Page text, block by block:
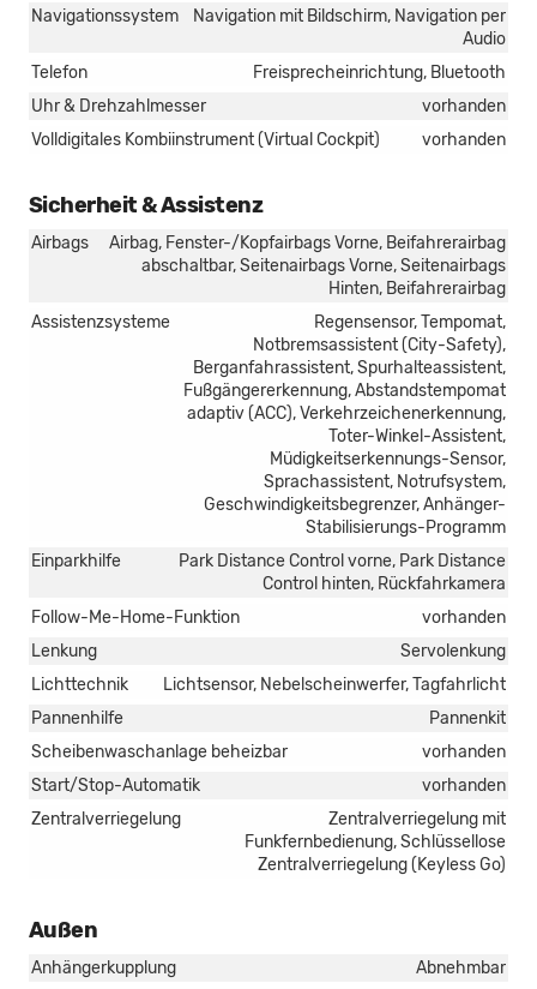
Navigationssystem
Navigation mit Bildschirm, Navigation per
Audio
Telefon
Freisprecheinrichtung, Bluetooth
Uhr & Drehzahlmesser
vorhanden
Volldigitales Kombiinstrument (Virtual Cockpit)
vorhanden
Sicherheit & Assistenz
Airbags
Airbag, Fenster-/Kopfairbags Vorne, Beifahrerairbag
abschaltbar, Seitenairbags Vorne, Seitenairbags
Hinten, Beifahrerairbag
Assistenzsysteme
Regensensor, Tempomat,
Notbremsassistent (City-Safety),
Berganfahrassistent, Spurhalteassistent,
Fußgängererkennung, Abstandstempomat
adaptiv (ACC), Verkehrzeichenerkennung,
Toter-Winkel-Assistent,
Müdigkeitserkennungs-Sensor,
Sprachassistent, Notrufsystem,
Geschwindigkeitsbegrenzer, Anhänger-
Stabilisierungs-Programm
Einparkhilfe
Park Distance Control vorne, Park Distance
Control hinten, Rückfahrkamera
Follow-Me-Home-Funktion
vorhanden
Lenkung
Servolenkung
Lichttechnik
Lichtsensor, Nebelscheinwerfer, Tagfahrlicht
Pannenhilfe
Pannenkit
Scheibenwaschanlage beheizbar
vorhanden
Start/Stop-Automatik
vorhanden
Zentralverriegelung
Zentralverriegelung mit
Funkfernbedienung, Schlüssellose
Zentralverriegelung (Keyless Go)
Außen
Anhängerkupplung
Abnehmbar